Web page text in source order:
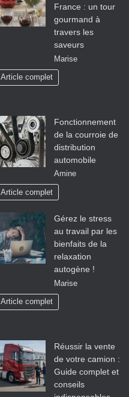
France : un tour
gourmand à
travers les
saveurs
Marise
Article complet
Fonctionnement
de la courroie de
distribution
automobile
Amine
Article complet
Gérez le stress
au travail par les
bienfaits de la
relaxation
autogène !
Marise
Article complet
Réussir la vente
de votre camion :
Guide complet et
conseils